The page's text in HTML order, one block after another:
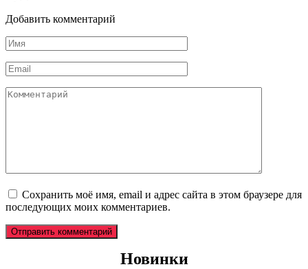
Добавить комментарий
Имя
*
Email
*
Комментарий
Сохранить моё имя, email и адрес сайта в этом браузере для
последующих моих комментариев.
Новинки